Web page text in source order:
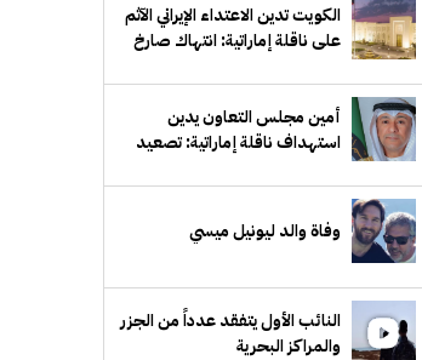
الكويت تدين الاعتداء الإيراني الآثم
على ناقلة إماراتية: انتهاك صارخ
أمين مجلس التعاون يدين
استهداف ناقلة إماراتية: تصعيد
الملاحة البحرية
وفاة والد ليونيل ميسي
النائب الأول يتفقد عدداً من الجزر
والمراكز البحرية